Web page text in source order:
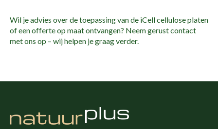
Wil je advies over de toepassing van de iCell cellulose platen
of een offerte op maat ontvangen? Neem gerust contact
met ons op – wij helpen je graag verder.